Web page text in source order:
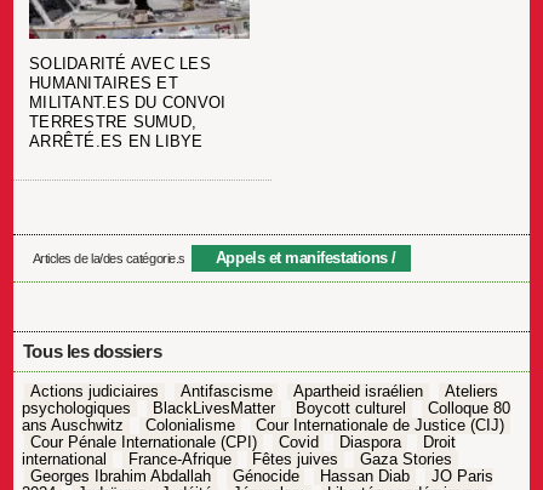
SOLIDARITÉ AVEC LES
HUMANITAIRES ET
MILITANT.ES DU CONVOI
TERRESTRE SUMUD,
ARRÊTÉ.ES EN LIBYE
Articles de la/des catégorie.s Appels et manifestations
Tous les dossiers
Actions judiciaires Antifascisme Apartheid israélien
Ateliers
psychologiques
BlackLivesMatter Boycott culturel
Colloque 80
ans Auschwitz
Colonialisme
Cour Internationale de Justice (CIJ)
Cour Pénale Internationale (CPI)
Covid Diaspora
Droit
international
France-Afrique Fêtes juives
Gaza Stories
Georges Ibrahim Abdallah
Génocide Hassan Diab
JO Paris